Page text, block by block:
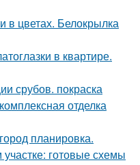
в цветах. Белокрылка
в квартире.
срубов. покраска
отделка
планировка.
готовые схемы